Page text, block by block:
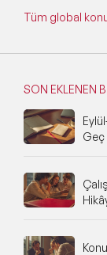
Tüm global
SON EKLENEN
Geç